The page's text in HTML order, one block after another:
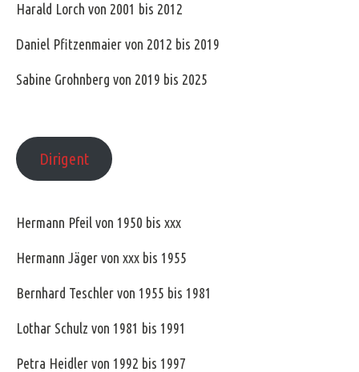
Harald Lorch von 2001 bis 2012
Daniel Pfitzenmaier von 2012 bis 2019
Sabine Grohnberg von 2019 bis 2025
Dirigent
Hermann Pfeil von 1950 bis xxx
Hermann Jäger von xxx bis 1955
Bernhard Teschler von 1955 bis 1981
Lothar Schulz von 1981 bis 1991
Petra Heidler von 1992 bis 1997